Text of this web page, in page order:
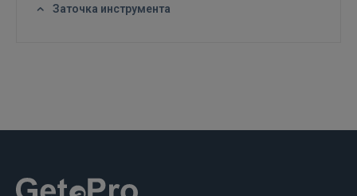
 Sign in with Apple
Заточка инструмента